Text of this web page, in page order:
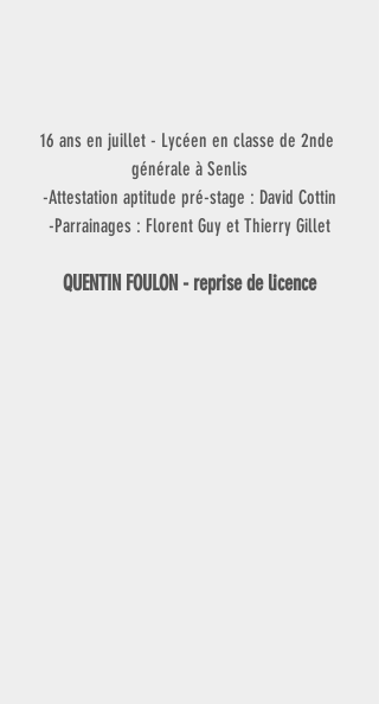
16 ans en juillet - Lycéen en classe de 2nde
générale à Senlis
-Attestation aptitude pré-stage : David Cottin
-Parrainages : Florent Guy et Thierry Gillet
QUENTIN FOULON - reprise de licence